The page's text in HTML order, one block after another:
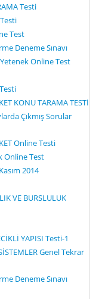
Testi
Test
Deneme Sınavı
Online Test
KONU TARAMA TESTİ
Çıkmış Sorular
Online Testi
Online Test
2014
VE BURSLULUK
YAPISI Testi-1
Genel Tekrar
Deneme Sınavı